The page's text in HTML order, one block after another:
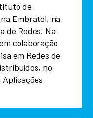
de
Embratel, na
de Redes. Na
colaboração
em Redes de
no
Aplicações